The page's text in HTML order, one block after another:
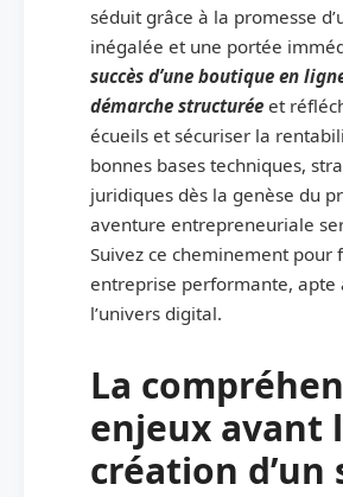
séduit grâce à la promesse
inégalée et une portée
succès d’une boutique en
démarche structurée et
écueils et sécuriser la
bonnes bases techniques,
juridiques dès la genèse du
aventure entrepreneuriale
Suivez ce cheminement pour
entreprise performante, apte
l’univers digital.
La
enjeux avant
création d’un